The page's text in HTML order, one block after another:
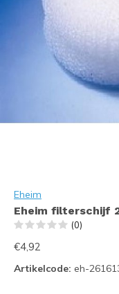
Eheim
Eheim filterschijf
(0)
€4,92
Artikelcode: eh-